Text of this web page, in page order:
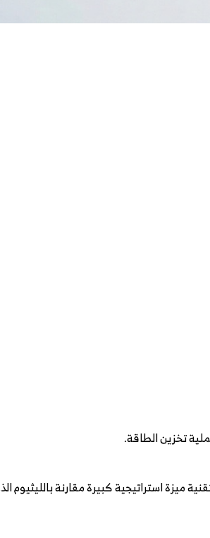
تخزين الطاقة.
ميزة استراتيجية كبيرة مقارنة بالليثيوم